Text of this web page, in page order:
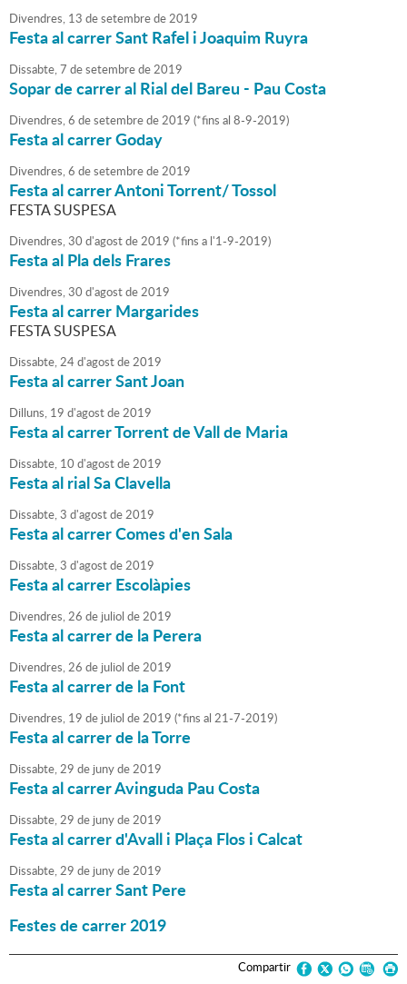
Divendres, 13 desetembrede2019
Festa al carrer Sant Rafel i Joaquim Ruyra
Dissabte,7 desetembrede2019
Sopar de carrer al Rial del Bareu - Pau Costa
Divendres,6 desetembrede2019 (*fins al 8-9-2019)
Festa al carrer Goday
Divendres,6 desetembrede2019
Festa al carrer Antoni Torrent/ Tossol
FESTA SUSPESA
Divendres,30 d'agostde2019 (*fins a l'1-9-2019)
Festa al Pla dels Frares
Divendres,30 d'agostde2019
Festa al carrer Margarides
FESTA SUSPESA
Dissabte,24d'agostde2019
Festa al carrer Sant Joan
Dilluns, 19 d'agostde2019
Festa al carrer Torrent de Vall de Maria
Dissabte, 10 d'agostde2019
Festa al rial Sa Clavella
Dissabte,3 d'agostde2019
Festa al carrer Comes d'en Sala
Dissabte,3 d'agostde2019
Festa al carrer Escolàpies
Divendres,26 de juliol de2019
Festa al carrer de la Perera
Divendres,26 de juliol de2019
Festa al carrer de la Font
Divendres, 19 de juliol de2019 (*fins al 21-7-2019)
Festa al carrer de la Torre
Dissabte,29 de junyde2019
Festa al carrer Avinguda Pau Costa
Dissabte,29 de junyde2019
Festa al carrer d'Avall i Plaça Flos i Calcat
Dissabte,29 de junyde2019
Festa al carrer Sant Pere
Festes de carrer 2019
Compartir